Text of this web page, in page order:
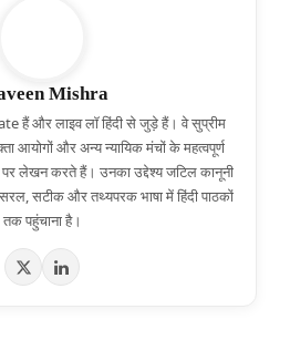
Mishra
हैं और लाइव लॉ हिंदी से जुड़े हैं। वे सुप्रीम
आयोगों और अन्य न्यायिक मंचों के महत्वपूर्ण
लेखन करते हैं। उनका उद्देश्य जटिल कानूनी
सरल, सटीक और तथ्यपरक भाषा में हिंदी पाठकों
तक पहुंचाना है।